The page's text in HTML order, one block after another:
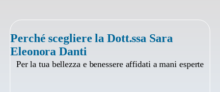
Perché scegliere la Dott.ssa Sara
Eleonora Danti
Per la tua bellezza e benessere affidati a mani esperte